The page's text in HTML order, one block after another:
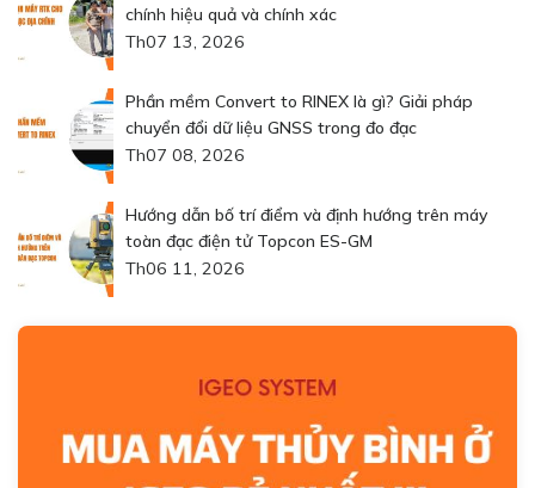
chính hiệu quả và chính xác
Th07 13, 2026
Phần mềm Convert to RINEX là gì? Giải pháp
chuyển đổi dữ liệu GNSS trong đo đạc
Th07 08, 2026
Hướng dẫn bố trí điểm và định hướng trên máy
toàn đạc điện tử Topcon ES-GM
Th06 11, 2026